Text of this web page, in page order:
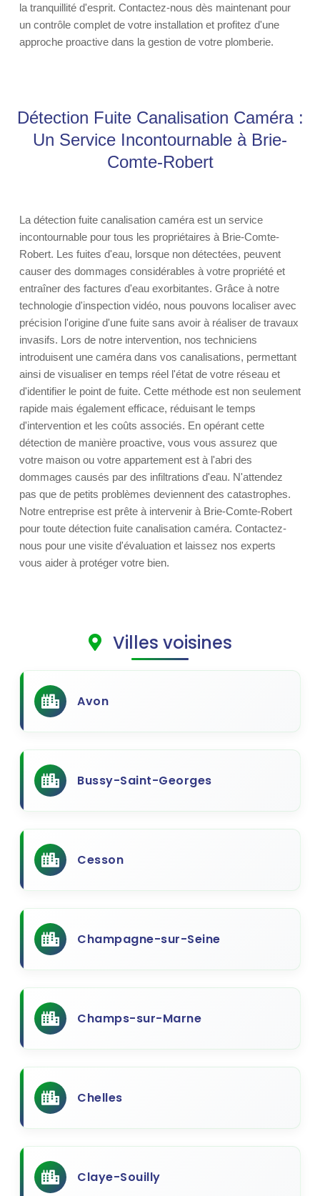
la tranquillité d'esprit. Contactez-nous dès maintenant pour
un contrôle complet de votre installation et profitez d'une
approche proactive dans la gestion de votre plomberie.
Détection Fuite Canalisation Caméra :
Un Service Incontournable à Brie-
Comte-Robert
La détection fuite canalisation caméra est un service
incontournable pour tous les propriétaires à Brie-Comte-
Robert. Les fuites d'eau, lorsque non détectées, peuvent
causer des dommages considérables à votre propriété et
entraîner des factures d'eau exorbitantes. Grâce à notre
technologie d'inspection vidéo, nous pouvons localiser avec
précision l'origine d'une fuite sans avoir à réaliser de travaux
invasifs. Lors de notre intervention, nos techniciens
introduisent une caméra dans vos canalisations, permettant
ainsi de visualiser en temps réel l'état de votre réseau et
d'identifier le point de fuite. Cette méthode est non seulement
rapide mais également efficace, réduisant le temps
d'intervention et les coûts associés. En opérant cette
détection de manière proactive, vous vous assurez que
votre maison ou votre appartement est à l'abri des
dommages causés par des infiltrations d'eau. N'attendez
pas que de petits problèmes deviennent des catastrophes.
Notre entreprise est prête à intervenir à Brie-Comte-Robert
pour toute détection fuite canalisation caméra. Contactez-
nous pour une visite d'évaluation et laissez nos experts
vous aider à protéger votre bien.
Villes voisines
Avon
Bussy-Saint-Georges
Cesson
Champagne-sur-Seine
Champs-sur-Marne
Chelles
Claye-Souilly